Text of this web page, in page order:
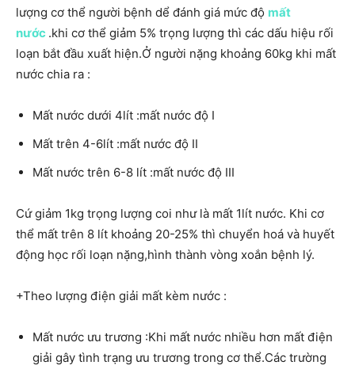
lượng cơ thể người bệnh dể đánh giá mức độ mất
nước .khi cơ thể giảm 5% trọng lượng thì các dấu hiệu rối
loạn bắt đầu xuất hiện.Ở người nặng khoảng 60kg khi mất
nước chia ra :
Mất nước dưới 4lít :mất nước độ I
Mất trên 4-6lít :mất nước độ II
Mất nước trên 6-8 lít :mất nước độ III
Cứ giảm 1kg trọng lượng coi như là mất 1lít nước. Khi cơ
thể mất trên 8 lít khoảng 20-25% thì chuyển hoá và huyết
động học rối loạn nặng,hình thành vòng xoắn bệnh lý.
+Theo lượng điện giải mất kèm nước :
Mất nước ưu trương :Khi mất nước nhiều hơn mất điện
giải gây tình trạng ưu trương trong cơ thể.Các trường